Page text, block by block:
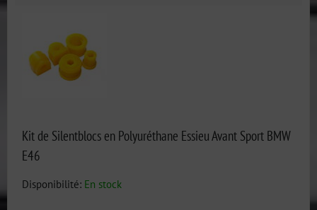
Kit de Silentblocs en Polyuréthane Essieu Avant Sport BMW
E46
Disponibilité: En stock